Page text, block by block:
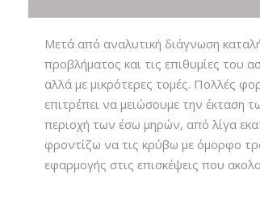
Μετά από αναλυτική διάγνωση
προβλήματος και τις επιθυμίες του
αλλά με μικρότερες τομές. Πολλές
επιτρέπει να μειώσουμε την έκταση
περιοχή των έσω μηρών, από λίγα
φροντίζω να τις κρύβω με όμορφο
εφαρμογής στις επισκέψεις που